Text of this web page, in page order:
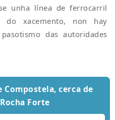
unha línea de ferrocarril
do xacemento, non hay
das autoridades
cerca de
Forte